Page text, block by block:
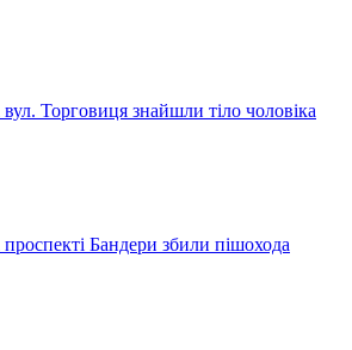
Торговиця знайшли тіло чоловіка
Бандери збили пішохода